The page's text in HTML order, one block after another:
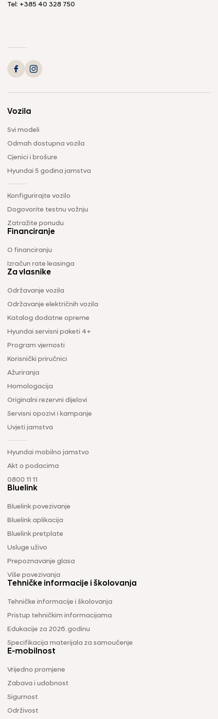
Tel: +385 40 328 750
Vozila
Svi modeli
Odmah dostupna vozila
Cjenici i brošure
Hyundai 5 godina jamstva
Konfigurirajte vozilo
Dogovorite testnu vožnju
Zatražite ponudu
Financiranje
O financiranju
Izračun rate leasinga
Za vlasnike
Održavanje vozila
Održavanje električnih vozila
Katalog dodatne opreme
Hyundai servisni paketi 4+
Program vjernosti
Korisnički priručnici
Ažuriranja
Homologacija
Originalni rezervni dijelovi
Servisni opozivi i kampanje
Uvjeti jamstva
Hyundai mobilno jamstvo
Akt o podacima
0800 11 11
Bluelink
Bluelink povezivanje
Bluelink aplikacija
Bluelink pretplate
Usluge uživo
Prepoznavanje glasa
Više povezivanja
Tehničke informacije i školovanja
Tehničke informacije i školovanja
Pristup tehničkim informacijama
Edukacije za 2026. godinu
Specifikacija materijala za samoučenje
E-mobilnost
Vrijedno promjene
Zabava i udobnost
Sigurnost
Održivost